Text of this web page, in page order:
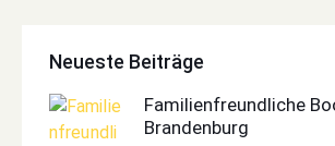
Neueste Beiträge
Familienfreundliche
Brandenburg